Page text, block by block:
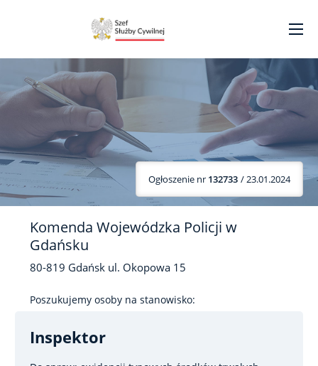
Ogłoszenie nr 132733 / 23.01.2024
Komenda Wojewódzka Policji w
Gdańsku
80-819 Gdańsk ul. Okopowa 15
Poszukujemy osoby na stanowisko:
Inspektor